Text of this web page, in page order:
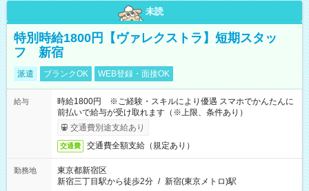
未読
特別時給1800円【ヴァレクストラ】短期スタッ
フ 新宿
派遣 ブランクOK WEB登録・面接OK
給与
時給1800円 ※ご経験・スキルにより優遇 スマホでかんたんに
前払いで給与が受け取れます（※上限、条件あり）
交通費別途支給あり
交通費 交通費全額支給（規定あり）
勤務地
東京都新宿区
新宿三丁目駅から徒歩2分 / 新宿(東京メトロ)駅